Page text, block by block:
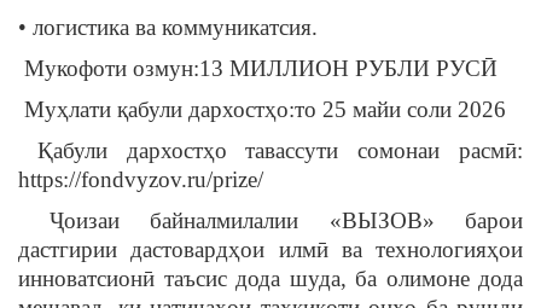
• логистика ва коммуникатсия.
Мукофоти озмун:13 МИЛЛИОН РУБЛИ РУСӢ
Муҳлати қабули дархостҳо:то 25 майи соли 2026
Қабули дархостҳо тавассути сомонаи расмӣ:
https://fondvyzov.ru/prize/
Ҷоизаи байналмилалии «ВЫЗОВ» барои
дастгирии дастовардҳои илмӣ ва технологияҳои
инноватсионӣ таъсис дода шуда, ба олимоне дода